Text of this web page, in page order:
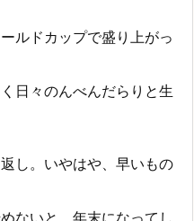
ルドカップで盛り上がっ
日々のんべんだらりと生
し。いやはや、早いもの
ないと、年末になってし